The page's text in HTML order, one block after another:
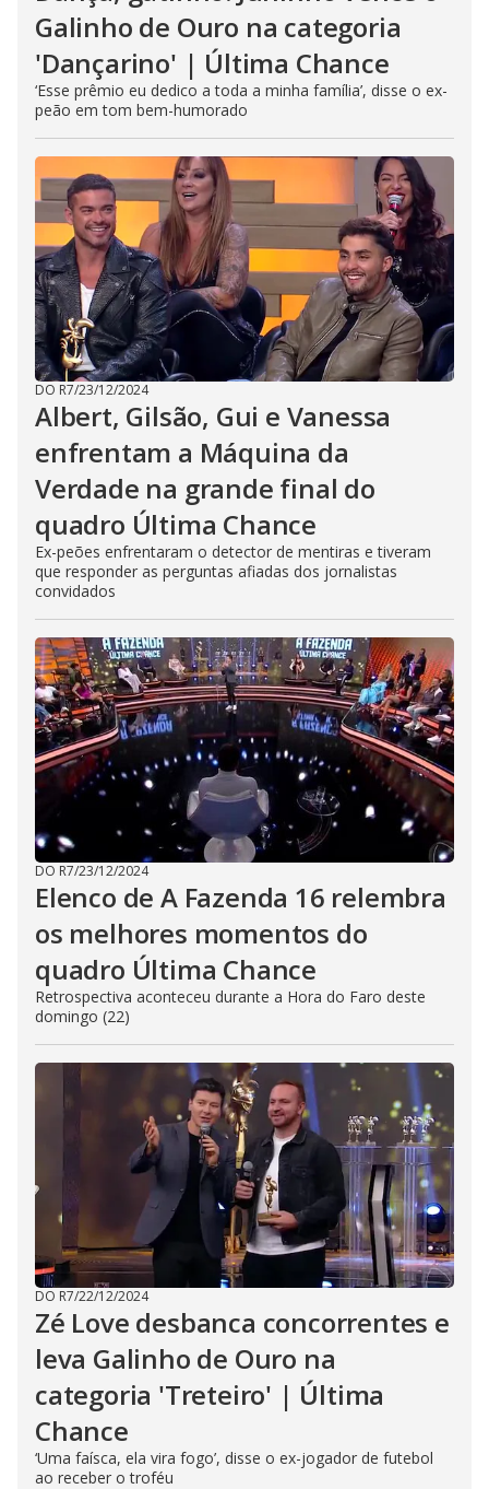
Galinho de Ouro na categoria
'Dançarino' | Última Chance
‘Esse prêmio eu dedico a toda a minha família’, disse o ex-
peão em tom bem-humorado
DO R7/23/12/2024
Albert, Gilsão, Gui e Vanessa
enfrentam a Máquina da
Verdade na grande final do
quadro Última Chance
Ex-peões enfrentaram o detector de mentiras e tiveram
que responder as perguntas afiadas dos jornalistas
convidados
DO R7/23/12/2024
Elenco de A Fazenda 16 relembra
os melhores momentos do
quadro Última Chance
Retrospectiva aconteceu durante a Hora do Faro deste
domingo (22)
DO R7/22/12/2024
Zé Love desbanca concorrentes e
leva Galinho de Ouro na
categoria 'Treteiro' | Última
Chance
‘Uma faísca, ela vira fogo’, disse o ex-jogador de futebol
ao receber o troféu